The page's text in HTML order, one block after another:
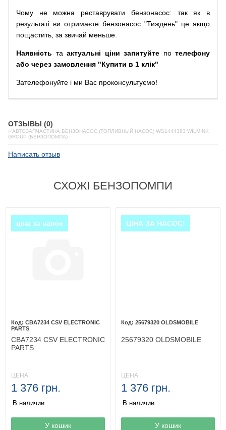
Чому не можна реставрувати бензонасос: так як
в
результаті ви отримаєте бензонасос "Тиждень" це якщо
пощастить, за звичай меньше.
Наявність та актуальні ціни запитуйте по телефону
або через замовлення "Купити в 1 клік"
Зателефонуйте і ми Вас проконсультуємо!
ОТЗЫВЫ (0)
✅АВТОЗАПЧАСТИНА БЕНЗОНАСОС (ТОПЛИВНЫЙ НАСОС) WG1444383 WILMINK
GROUP (БЕНЗОПОМПА)
Написать отзыв
СХОЖІ БЕНЗОПОМПИ
Товар в корзине
ціна за насос
CBA7234 CSV ELECTRONIC
PARTS
CBA7234 CSV ELECTRONIC
PARTS
ЦЕНА:
1 376 грн.
В наличии
У кошик Товар в корзине
ЦІНА ЗА НАСОС!
25679320 OLDSMOBILE
25679320 OLDSMOBILE
ЦЕНА:
1 376 грн.
В наличии
У кошик